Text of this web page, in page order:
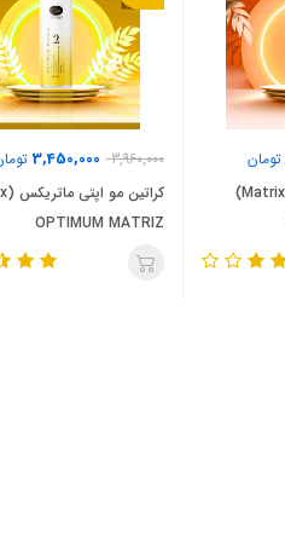
تومان
نانو کراتین ماتریکس (Matrix)
3,960,000
3,450,000
OPTIMUM MATRIZ